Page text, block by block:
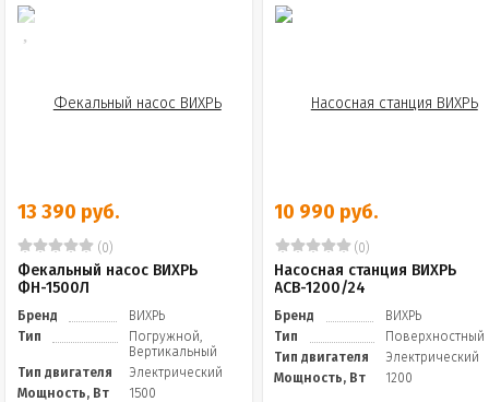
13 390 руб.
(0)
Фекальный насос ВИХРЬ
ФН-1500Л
Бренд
ВИХРЬ
Тип
Погружной,
Вертикальный
Тип двигателя
Электрический
Мощность, Вт
1500
10 990 руб.
(0)
Насосная станция ВИХРЬ
АСВ-1200/24
Бренд
ВИХРЬ
Тип
Поверхностный
Тип двигателя
Электрический
Мощность, Вт
1200